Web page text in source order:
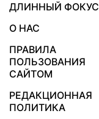
ДЛИННЫЙ ФОКУС
О НАС
ПРАВИЛА
ПОЛЬЗОВАНИЯ
САЙТОМ
РЕДАКЦИОННАЯ
ПОЛИТИКА